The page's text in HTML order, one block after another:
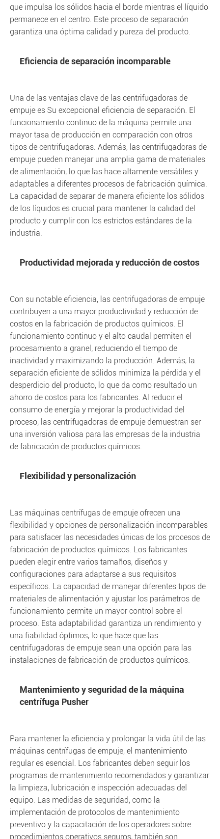
que impulsa los sólidos hacia el borde mientras el líquido
permanece en el centro. Este proceso de separación
garantiza una óptima calidad y pureza del producto.
Eficiencia de separación incomparable
Una de las ventajas clave de las centrifugadoras de
empuje es Su excepcional eficiencia de separación. El
funcionamiento continuo de la máquina permite una
mayor tasa de producción en comparación con otros
tipos de centrifugadoras. Además, las centrifugadoras de
empuje pueden manejar una amplia gama de materiales
de alimentación, lo que las hace altamente versátiles y
adaptables a diferentes procesos de fabricación química.
La capacidad de separar de manera eficiente los sólidos
de los líquidos es crucial para mantener la calidad del
producto y cumplir con los estrictos estándares de la
industria.
Productividad mejorada y reducción de costos
Con su notable eficiencia, las centrifugadoras de empuje
contribuyen a una mayor productividad y reducción de
costos en la fabricación de productos químicos. El
funcionamiento continuo y el alto caudal permiten el
procesamiento a granel, reduciendo el tiempo de
inactividad y maximizando la producción. Además, la
separación eficiente de sólidos minimiza la pérdida y el
desperdicio del producto, lo que da como resultado un
ahorro de costos para los fabricantes. Al reducir el
consumo de energía y mejorar la productividad del
proceso, las centrifugadoras de empuje demuestran ser
una inversión valiosa para las empresas de la industria
de fabricación de productos químicos.
Flexibilidad y personalización
Las máquinas centrífugas de empuje ofrecen una
flexibilidad y opciones de personalización incomparables
para satisfacer las necesidades únicas de los procesos de
fabricación de productos químicos. Los fabricantes
pueden elegir entre varios tamaños, diseños y
configuraciones para adaptarse a sus requisitos
específicos. La capacidad de manejar diferentes tipos de
materiales de alimentación y ajustar los parámetros de
funcionamiento permite un mayor control sobre el
proceso. Esta adaptabilidad garantiza un rendimiento y
una fiabilidad óptimos, lo que hace que las
centrifugadoras de empuje sean una opción para las
instalaciones de fabricación de productos químicos.
Mantenimiento y seguridad de la máquina
centrífuga Pusher
Para mantener la eficiencia y prolongar la vida útil de las
máquinas centrífugas de empuje, el mantenimiento
regular es esencial. Los fabricantes deben seguir los
programas de mantenimiento recomendados y garantizar
la limpieza, lubricación e inspección adecuadas del
equipo. Las medidas de seguridad, como la
implementación de protocolos de mantenimiento
preventivo y la capacitación de los operadores sobre
procedimientos operativos seguros, también son